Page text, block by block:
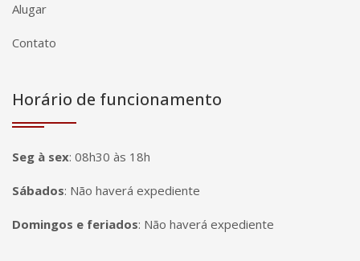
Alugar
Contato
Horário de funcionamento
Seg à sex: 08h30 às 18h
Sábados: Não haverá expediente
Domingos e feriados: Não haverá expediente